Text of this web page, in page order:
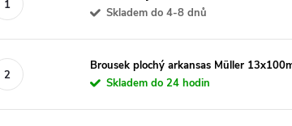
Skladem do 4-8 dnů
Brousek plochý arkansas Müller
Skladem do 24 hodin